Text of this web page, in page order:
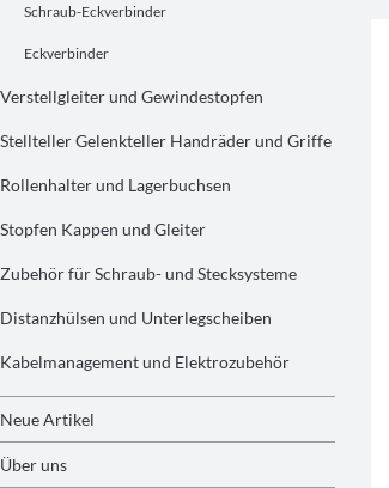
Schraub-Eckverbinder
Eckverbinder
Verstellgleiter und Gewindestopfen
Stellteller Gelenkteller Handräder und Griffe
Rollenhalter und Lagerbuchsen
Stopfen Kappen und Gleiter
Zubehör für Schraub- und Stecksysteme
Distanzhülsen und Unterlegscheiben
Kabelmanagement und Elektrozubehör
Neue Artikel
Über uns